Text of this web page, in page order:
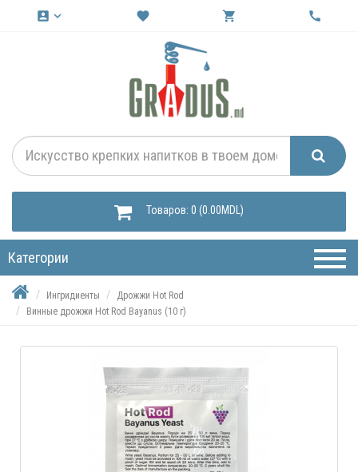
account_box keyboard_arrow_down favorite shopping_cart call
Товаров: 0 (0.00MDL)
Категории
Ингридиенты
Дрожжи Hot Rod
Винные дрожжи Hot Rod Bayanus (10 г)